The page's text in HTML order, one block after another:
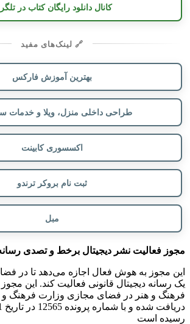
کانال دانلود رایگان کتاب در
🔗 لینک‌های مفید
بهترین آموزش فارکس
طراحی داخلی منزل، ویلا و خدمات
اکسسوری کابینت
ثبت نام بروکر ترندو
مبل
مجوز فعالیت نشر دیجیتال برخط و تصدی رسانه
این مجوز به هوش فعال اجازه می‌دهد تا در
یک رسانه دیجیتال قانونی فعالیت کند. این
فرهنگ و هنر در فضای مجازی وزارت فرهنگ و
رسیده است